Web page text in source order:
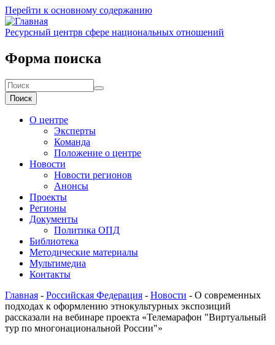
Перейти к основному содержанию
Ресурсный центрв сфере национальных отношений
Форма поиска
Поиск
О центре
Эксперты
Команда
Положение о центре
Новости
Новости регионов
Анонсы
Проекты
Регионы
Документы
Политика ОПД
Библиотека
Методические материалы
Мультимедиа
Контакты
Главная - Российская Федерация - Новости - О современных
подходах к оформлению этнокультурных экспозиций
рассказали на вебинаре проекта «Телемарафон "Виртуальный
тур по многонациональной России"»